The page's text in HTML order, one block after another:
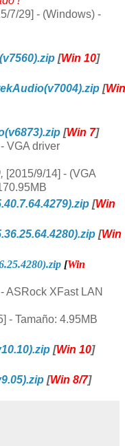
7/29] - (Windows) -
[Win 10]
[Win
[Win 7]
VGA driver
[2015/9/14] - (VGA
[Win
[Win
[Win
ASRock XFast LAN
- Tamaño: 4.95MB
[Win 10]
[Win 8/7]